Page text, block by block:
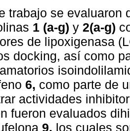
trabajo se evaluaron
1 (a-g) y 2(a-g)
de lipoxigenasa
docking, así como
6, como parte de
actividades
fueron evaluados
9, los cuales